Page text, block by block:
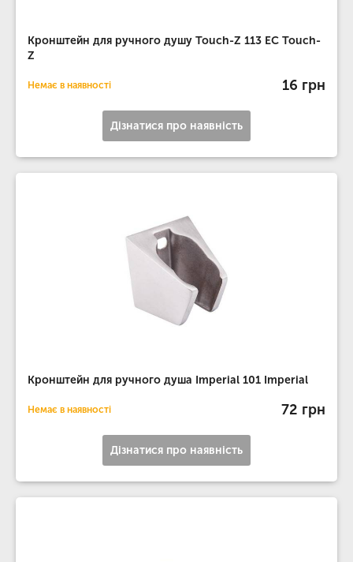
Кронштейн для ручного душу Touch-Z 113 EC Touch-
Z
Немає в наявності 16 грн
Дізнатися про наявність
Кронштейн для ручного душа Imperial 101 Imperial
Немає в наявності 72 грн
Дізнатися про наявність